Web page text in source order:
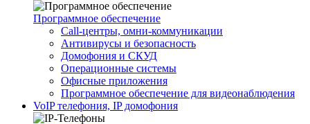
Программное обеспечение
Call-центры, омни-коммуникации
Антивирусы и безопасность
Домофония и СКУД
Операционные системы
Офисные приложения
Программное обеспечение для видеонаблюдения
VoIP телефония, IP домофония